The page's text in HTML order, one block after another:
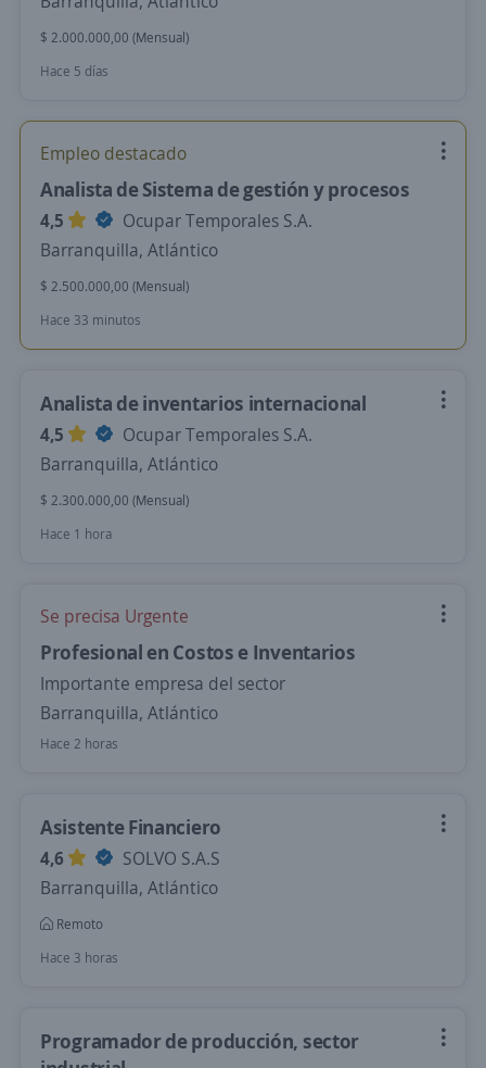
$ 2.000.000,00 (Mensual)
Hace 5 días
Empleo destacado
Analista de Sistema de gestión y procesos
4,5
Ocupar Temporales S.A.
Barranquilla, Atlántico
$ 2.500.000,00 (Mensual)
Hace 33 minutos
Analista de inventarios internacional
4,5
Ocupar Temporales S.A.
Barranquilla, Atlántico
$ 2.300.000,00 (Mensual)
Hace 1 hora
Se precisa Urgente
Profesional en Costos e Inventarios
Importante empresa del sector
Barranquilla, Atlántico
Hace 2 horas
Asistente Financiero
4,6
SOLVO S.A.S
Barranquilla, Atlántico
Remoto
Hace 3 horas
Programador de producción, sector